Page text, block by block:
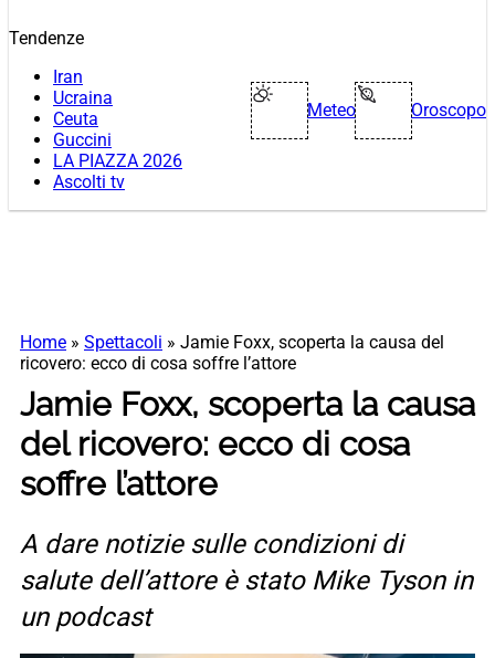
Tendenze
Iran
Ucraina
Ceuta
Guccini
LA PIAZZA 2026
Ascolti tv
Meteo Oroscopo
Home » Spettacoli » Jamie Foxx, scoperta la causa del
ricovero: ecco di cosa soffre l’attore
Jamie Foxx, scoperta la causa
del ricovero: ecco di cosa
soffre l’attore
A dare notizie sulle condizioni di
salute dell’attore è stato Mike Tyson in
un podcast